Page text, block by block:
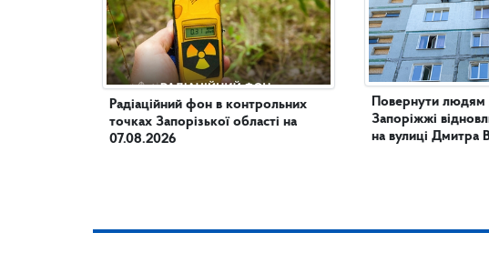
Радіаційний фон в контрольних
точках Запорізької області на
07.08.2026
Повернути людям
Запоріжжі
на вулиці Дмитра